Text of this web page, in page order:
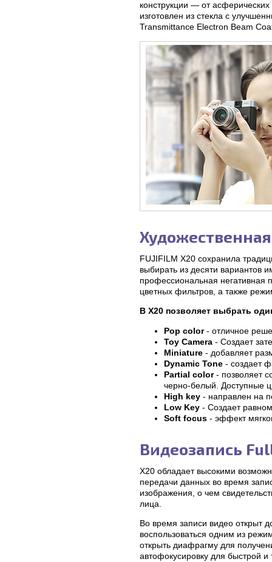
конструкции — от
изготовлен из стекла с
Transmittance Electron Beam
FUJIFILM X20 сохранила
выбирать из десяти вариантов
профессиональная
цветных фильтров, а также
В X20 позволяет выбрать
Pop color- отличное
Toy Camera - Создает
Miniature - добавляет
Dynamic Tone - создает
Partial color- позволяет
черно-белый. Доступные
High key - направлен на
Low Key - Создает
Soft focus - эффект
Видеозапись
X20 обладает высокими
передачи данных во время
изображения, о чем
лица.
Во время записи видео открыт
воспользоваться одним из
открыть диафрагму для
автофокусировку для быстрой и